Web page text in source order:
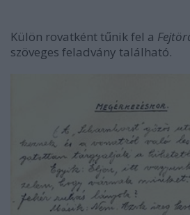
Külön rovatként tűnik fel a
szöveges feladvány található.